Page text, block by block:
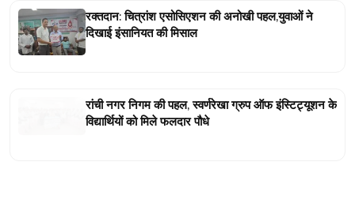
रक्तदान: चित्रांश एसोसिएशन की अनोखी पहल,युवाओं ने
दिखाई इंसानियत की मिसाल
रांची नगर निगम की पहल, स्वर्णरेखा ग्रुप ऑफ इंस्टिट्यूशन के
विद्यार्थियों को मिले फलदार पौधे